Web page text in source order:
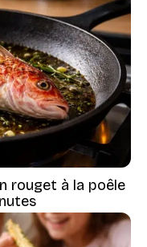
rouget à la poêle